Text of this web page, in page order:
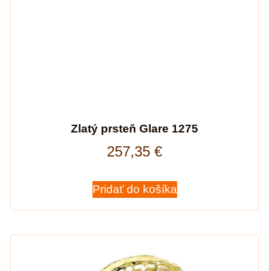
Zlatý prsteň Glare 1275
257,35 €
Pridať do košíka